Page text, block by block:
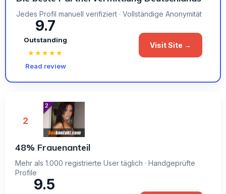
Jedes Profil manuell verifiziert · Vollständige Anonymität
9.7
Outstanding
★★★★★
Read review
Visit Site →
2
48% Frauenanteil
Mehr als 1.000 registrierte User täglich · Handgeprüfte
Profile
9.5